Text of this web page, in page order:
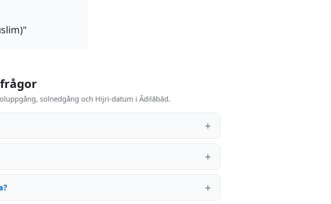
solnedgång och Hijri-datum i Ādilābād.